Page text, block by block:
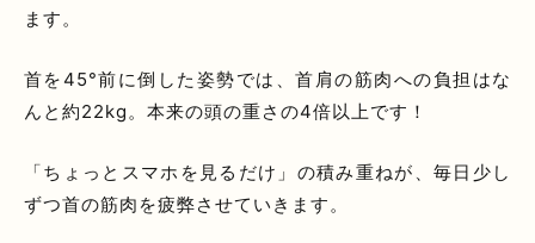
ます。
首を45°前に倒した姿勢では、首肩の筋肉への負担はな
んと約22kg。本来の頭の重さの4倍以上です！
「ちょっとスマホを見るだけ」の積み重ねが、毎日少し
ずつ首の筋肉を疲弊させていきます。